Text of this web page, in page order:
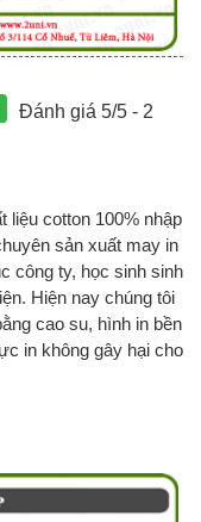
Đánh giá 5/5 - 2
liệu cotton 100% nhập
sản xuất may in
công ty, học sinh sinh
Hiện nay chúng tôi
cao su, hình in bền
in không gây hại cho